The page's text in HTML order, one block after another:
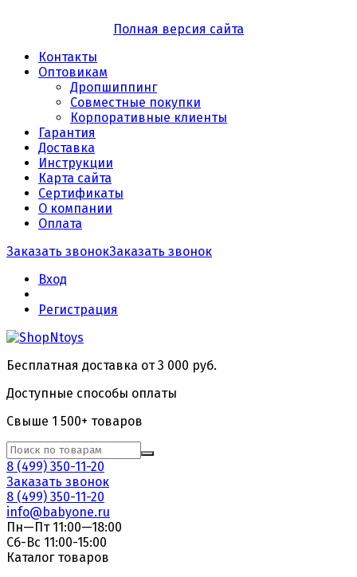
Полная версия сайта
Контакты
Оптовикам
Дропшиппинг
Совместные покупки
Корпоративные клиенты
Гарантия
Доставка
Инструкции
Карта сайта
Сертификаты
О компании
Оплата
Заказать звонокЗаказать звонок
Вход
Регистрация
Бесплатная доставка от 3 000 руб.
Доступные способы оплаты
Свыше 1 500+ товаров
8 (499) 350-11-20
Заказать звонок
8 (499) 350-11-20
info@babyone.ru
Пн—Пт 11:00—18:00
Сб-Вс 11:00-15:00
Каталог товаров